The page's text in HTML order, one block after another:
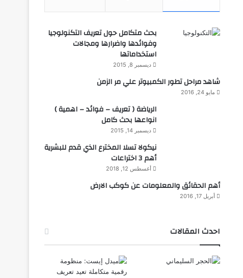
بحث متكامل حول تعريف التكنولوجيا
وفوائدها واضرارها ومجالات
استخداماتها
ديسمبر 8, 2015
شاهد مراحل تطور الكمبيوتر علي مر الزمن
مايو 24, 2016
الرياضة ( تعريف – فوائد – اهمية )
انواعها بحث كامل
ديسمبر 14, 2015
نيكولا تسلا المخترع الذي قدم للبشرية
أهم 3 اختراعات
أغسطس 12, 2018
أهم الحقائق والمعلومات عن كوكب الارض
أبريل 17, 2016
احدث المقالات